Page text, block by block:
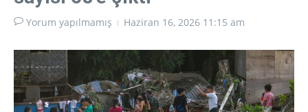
Yorum yapılmamış Haziran 16, 2026 11:15 am